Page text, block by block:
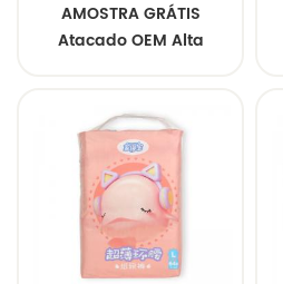
AMOSTRA GRÁTIS
Atacado OEM Alta
Bebê Fraldas Macias
para Bebê